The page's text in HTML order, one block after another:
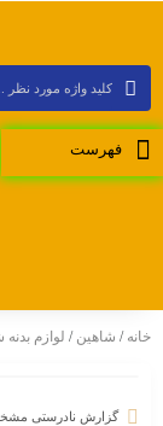
فهرست
خانه / شاهین / لوازم
گزارش نادرستی